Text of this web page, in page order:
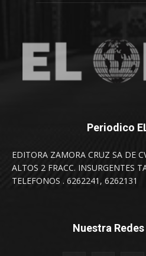
Periodico
EDITORA ZAMORA CRUZ SA DE
ALTOS 2 FRACC. INSURGENTES
TELEFONOS . 6262241, 6262131
Nuestra